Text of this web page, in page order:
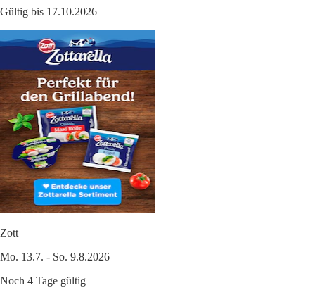
Gültig bis 17.10.2026
Zott
Mo. 13.7. - So. 9.8.2026
Noch 4 Tage gültig